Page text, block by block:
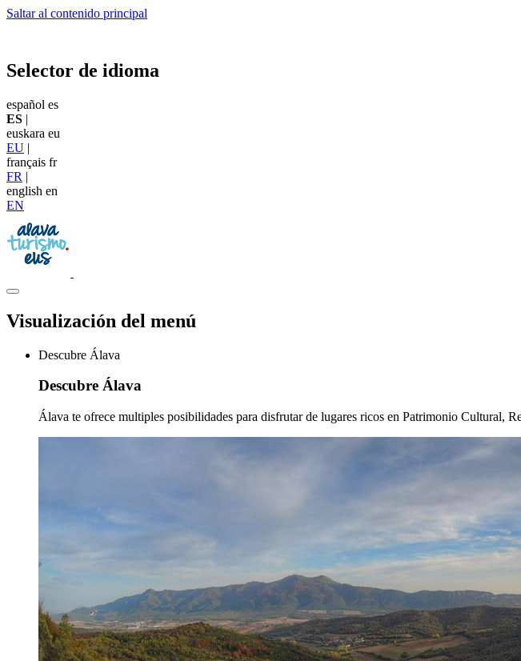
Saltar al contenido principal
Selector de idioma
español es
ES |
euskara eu
EU |
français fr
FR |
english en
EN
Visualización del menú
Descubre Álava
Descubre Álava
Álava te ofrece multiples posibilidades para disfrutar de lugares ricos en Patrimonio Cultural,